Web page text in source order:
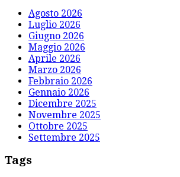
Agosto 2026
Luglio 2026
Giugno 2026
Maggio 2026
Aprile 2026
Marzo 2026
Febbraio 2026
Gennaio 2026
Dicembre 2025
Novembre 2025
Ottobre 2025
Settembre 2025
Tags